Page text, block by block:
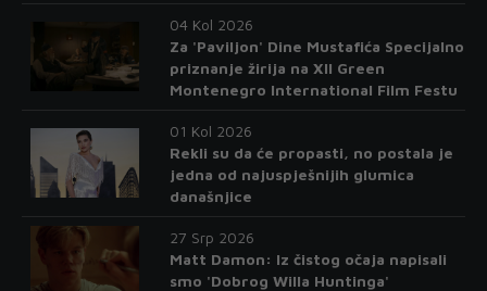
04 Kol 2026
Za 'Paviljon' Dine Mustafića Specijalno
priznanje žirija na XII Green
Montenegro International Film Festu
01 Kol 2026
Rekli su da će propasti, no postala je
jedna od najuspješnijih glumica
današnjice
27 Srp 2026
Matt Damon: Iz čistog očaja napisali
smo 'Dobrog Willa Huntinga'